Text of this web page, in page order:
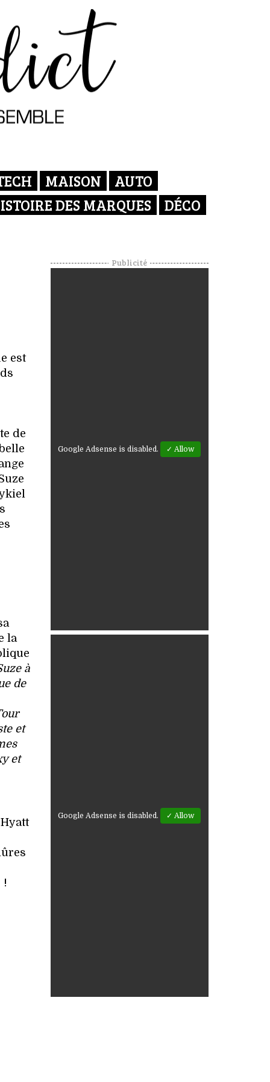
MAISON
AUTO
DES MARQUES
DÉCO
est
de
la
à
de
et
et
!
Publicité
Google Adsense is disabled. ✓ Allow
Google Adsense is disabled. ✓ Allow